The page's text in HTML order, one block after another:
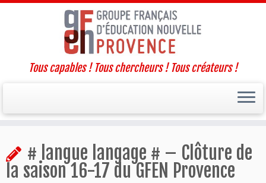
au
contenu
Tous capables ! Tous chercheurs ! Tous créateurs !
# langue langage # – Clôture de
la saison 16-17 du GFEN Provence